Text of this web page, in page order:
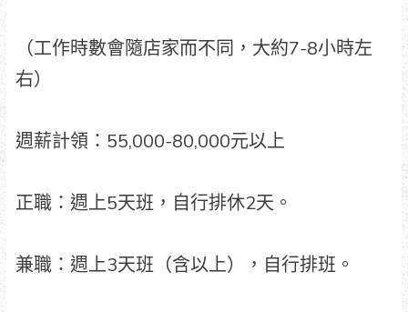
（工作時數會隨店家而不同，大約7-8小時左
右）
週薪計領：55,000-80,000元以上
正職：週上5天班，自行排休2天。
兼職：週上3天班（含以上），自行排班。